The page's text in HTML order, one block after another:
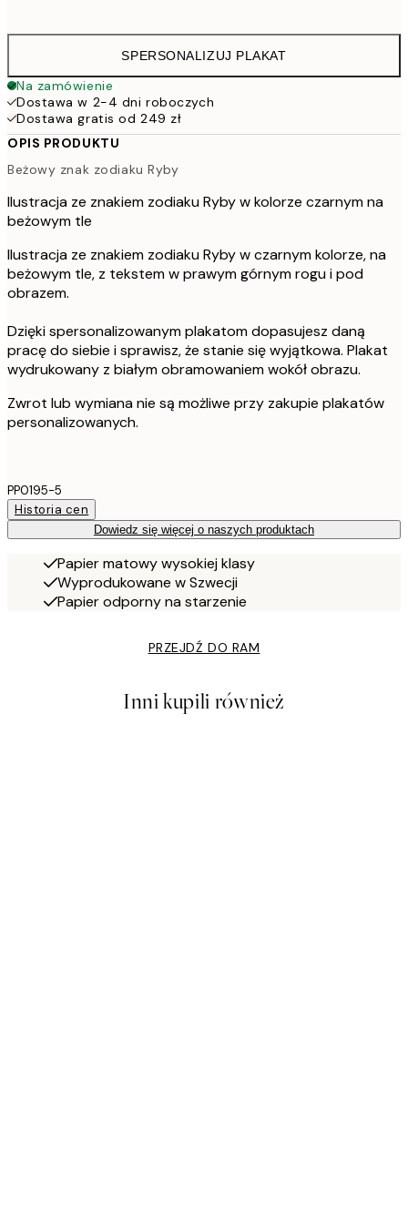
SPERSONALIZUJ PLAKAT
Na zamówienie
Dostawa w 2-4 dni roboczych
Dostawa gratis od 249 zł
OPIS PRODUKTU
Beżowy znak zodiaku Ryby
Ilustracja ze znakiem zodiaku Ryby w kolorze czarnym na
beżowym tle
Ilustracja ze znakiem zodiaku Ryby w czarnym kolorze, na
beżowym tle, z tekstem w prawym górnym rogu i pod
obrazem.
Dzięki spersonalizowanym plakatom dopasujesz daną
pracę do siebie i sprawisz, że stanie się wyjątkowa. Plakat
wydrukowany z białym obramowaniem wokół obrazu.
Zwrot lub wymiana nie są możliwe przy zakupie plakatów
personalizowanych.
PP0195-5
Historia cen
Dowiedz się więcej o naszych produktach
Papier matowy wysokiej klasy
Wyprodukowane w Szwecji
Papier odporny na starzenie
PRZEJDŹ DO RAM
Inni kupili również